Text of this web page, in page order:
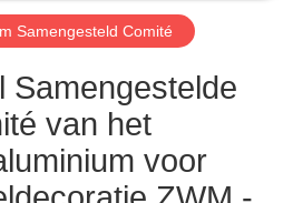
Samengesteld Comité
Samengestelde
van het
voor